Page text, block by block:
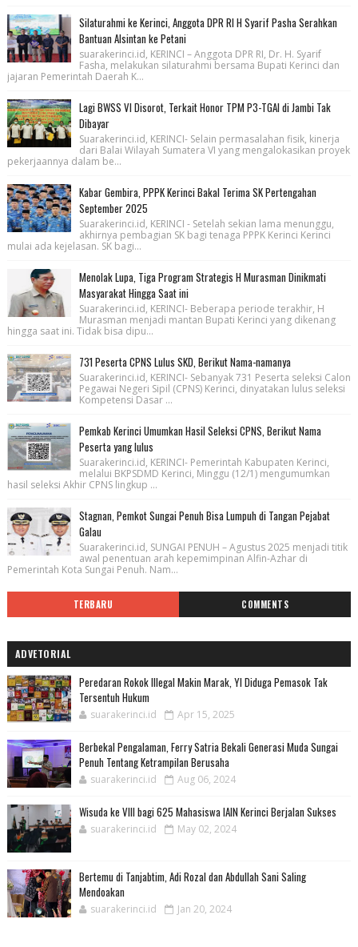
Silaturahmi ke Kerinci, Anggota DPR RI H Syarif Pasha Serahkan
Bantuan Alsintan ke Petani
suarakerinci.id, KERINCI – Anggota DPR RI, Dr. H. Syarif
Fasha, melakukan silaturahmi bersama Bupati Kerinci dan
jajaran Pemerintah Daerah K...
Lagi BWSS VI Disorot, Terkait Honor TPM P3-TGAI di Jambi Tak
Dibayar
Suarakerinci.id, KERINCI- Selain permasalahan fisik, kinerja
dari Balai Wilayah Sumatera VI yang mengalokasikan proyek
pekerjaannya dalam be...
Kabar Gembira, PPPK Kerinci Bakal Terima SK Pertengahan
September 2025
Suarakerinci.id, KERINCI - Setelah sekian lama menunggu,
akhirnya pembagian SK bagi tenaga PPPK Kerinci Kerinci
mulai ada kejelasan. SK bagi...
Menolak Lupa, Tiga Program Strategis H Murasman Dinikmati
Masyarakat Hingga Saat ini
Suarakerinci.id, KERINCI- Beberapa periode terakhir, H
Murasman menjadi mantan Bupati Kerinci yang dikenang
hingga saat ini. Tidak bisa dipu...
731 Peserta CPNS Lulus SKD, Berikut Nama-namanya
Suarakerinci.id, KERINCI- Sebanyak 731 Peserta seleksi Calon
Pegawai Negeri Sipil (CPNS) Kerinci, dinyatakan lulus seleksi
Kompetensi Dasar ...
Pemkab Kerinci Umumkan Hasil Seleksi CPNS, Berikut Nama
Peserta yang lulus
Suarakerinci.id, KERINCI- Pemerintah Kabupaten Kerinci,
melalui BKPSDMD Kerinci, Minggu (12/1) mengumumkan
hasil seleksi Akhir CPNS lingkup ...
Stagnan, Pemkot Sungai Penuh Bisa Lumpuh di Tangan Pejabat
Galau
Suarakerinci.id, SUNGAI PENUH – Agustus 2025 menjadi titik
awal penentuan arah kepemimpinan Alfin-Azhar di
Pemerintah Kota Sungai Penuh. Nam...
TERBARU COMMENTS
ADVETORIAL
Peredaran Rokok Illegal Makin Marak, YI Diduga Pemasok Tak
Tersentuh Hukum
suarakerinci.id Apr 15, 2025
Berbekal Pengalaman, Ferry Satria Bekali Generasi Muda Sungai
Penuh Tentang Ketrampilan Berusaha
suarakerinci.id Aug 06, 2024
Wisuda ke VIII bagi 625 Mahasiswa IAIN Kerinci Berjalan Sukses
suarakerinci.id May 02, 2024
Bertemu di Tanjabtim, Adi Rozal dan Abdullah Sani Saling
Mendoakan
suarakerinci.id Jan 20, 2024